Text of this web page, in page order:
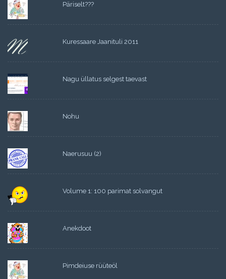
Päriselt???
Kuressaare Jaanituli 2011
Nagu üllatus selgest taevast
Nohu
Naerusuu (2)
Volume 1: 100 parimat solvangut
Anekdoot
Pimdeiuse rüüteöl